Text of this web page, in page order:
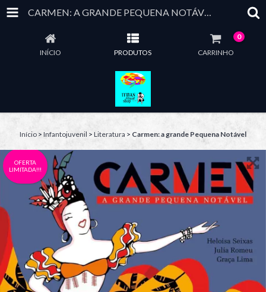
CARMEN: A GRANDE PEQUENA NOTÁVEL
INÍCIO PRODUTOS CARRINHO
0
Início > Infantojuvenil > Literatura > Carmen: a grande Pequena Notável
OFERTA
LIMITADA!!!